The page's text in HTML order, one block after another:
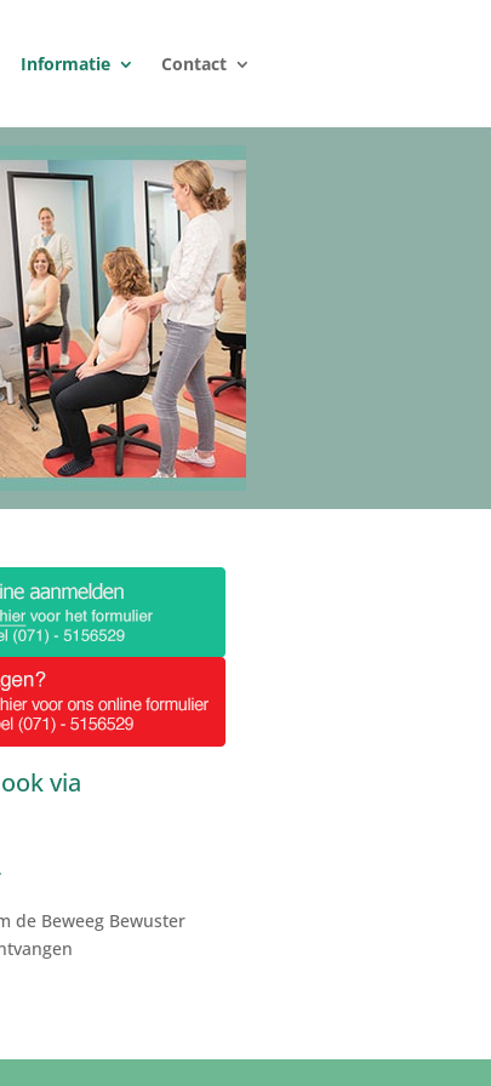
Informatie Contact
via
de Beweeg Bewuster